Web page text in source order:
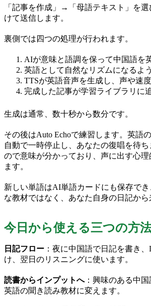
「記事を作成」→「母語テキスト」を
けて送信します。
裏側では四つの処理が行われます。
AIが意味と語調を保って中国語を
英語として自然なリズムになるよ
TTSが英語音声を生成し、声や速度
完成した記事が学習ライブラリに
生成は通常、数十秒から数分です。
その後はAuto Echoで練習します。英語
自動で一時停止し、あなたの復唱を待
ので意味が分かっており、声に出す心理
ます。
新しい単語はAI単語カードにも保存で
な教材ではなく、あなた自身の日記から
今日から使える三つの方
日記フロー ：夜に中国語で日記を書き
け、翌日のリスニングに使います。
読書からインプットへ：興味のある中国
英語の聞き読み教材に変えます。